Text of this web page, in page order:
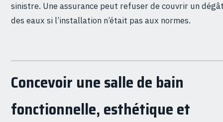
sinistre. Une assurance peut refuser de couvrir un
des eaux si l’installation n’était pas aux normes.
Concevoir une salle de bain
fonctionnelle, esthétique et